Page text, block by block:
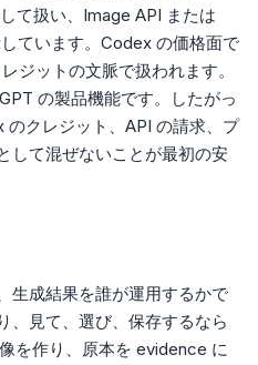
て扱い、Image API または
ています。Codex の価格面で
ジットの文脈で扱われます。
の製品機能です。したがっ
クレジット、API の請求、プ
して混ぜないことが最初の安
生成結果を誰が運用するかで
、見て、選び、保存するなら
を作り、原本を evidence に